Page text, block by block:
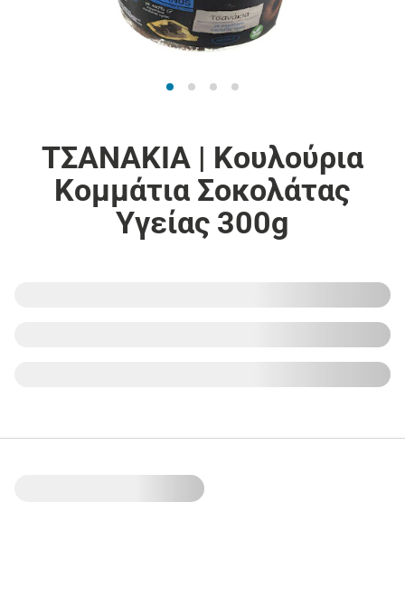
ΤΣΑΝΑΚΙΑ | Κουλούρια
Κομμάτια Σοκολάτας
Υγείας 300g